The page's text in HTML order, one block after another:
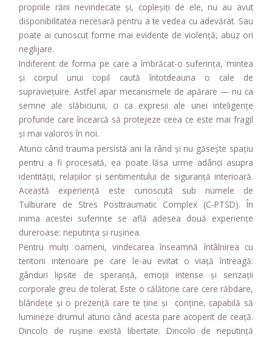
propriile răni nevindecate și, copleșiți de ele, nu au avut
disponibilitatea necesară pentru a te vedea cu adevărat. Sau
poate ai cunoscut forme mai evidente de violență, abuz ori
neglijare.
Indiferent de forma pe care a îmbrăcat-o suferința, mintea
și corpul unui copil caută întotdeauna o cale de
supraviețuire. Astfel apar mecanismele de apărare — nu ca
semne ale slăbiciunii, ci ca expresii ale unei inteligențe
profunde care încearcă să protejeze ceea ce este mai fragil
și mai valoros în noi.
Atunci când trauma persistă ani la rând și nu găsește spațiu
pentru a fi procesată, ea poate lăsa urme adânci asupra
identității, relațiilor și sentimentului de siguranță interioară.
Această experiență este cunoscută sub numele de
Tulburare de Stres Posttraumatic Complex (C-PTSD). În
inima acestei suferințe se află adesea două experiențe
dureroase: neputința și rușinea.
Pentru mulți oameni, vindecarea înseamnă întâlnirea cu
teritorii interioare pe care le-au evitat o viață întreagă:
gânduri lipsite de speranță, emoții intense și senzații
corporale greu de tolerat. Este o călătorie care cere răbdare,
blândețe și o prezență care te ține și conține, capabilă să
lumineze drumul atunci când acesta pare acoperit de ceață.
Dincolo de rușine există libertate. Dincolo de neputință